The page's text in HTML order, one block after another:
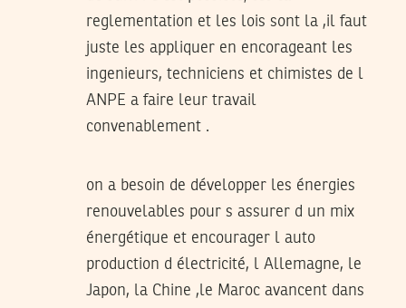
reglementation et les lois sont la ,il faut
juste les appliquer en encorageant les
ingenieurs, techniciens et chimistes de l
ANPE a faire leur travail
convenablement .
on a besoin de développer les énergies
renouvelables pour s assurer d un mix
énergétique et encourager l auto
production d électricité, l Allemagne, le
Japon, la Chine ,le Maroc avancent dans